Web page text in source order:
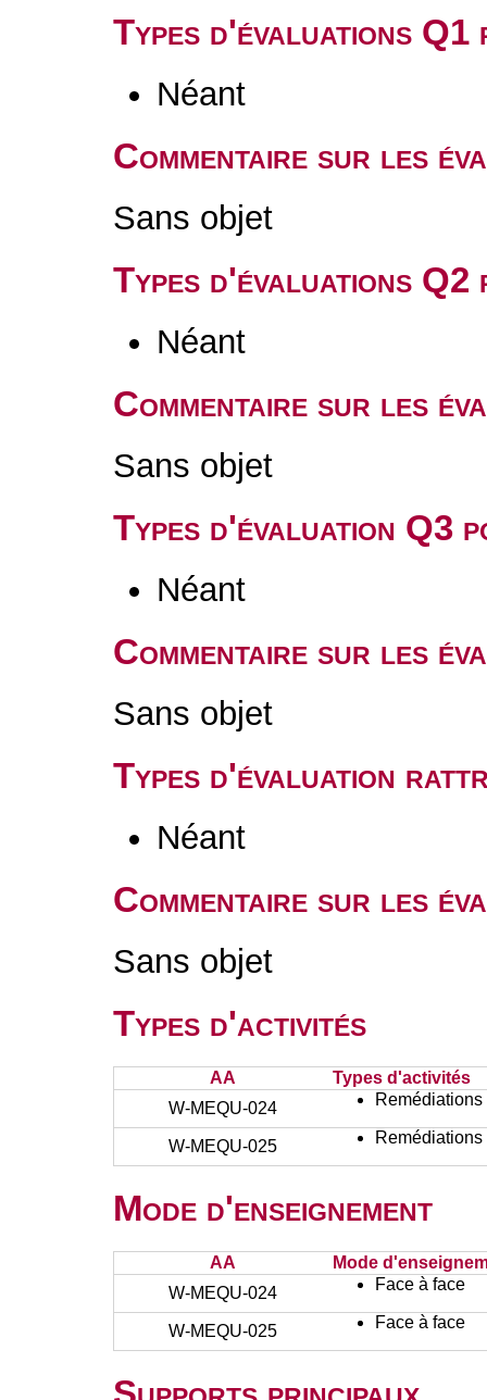
Types d'évaluations
Néant
Commentaire sur les
Sans objet
Types d'évaluations
Néant
Commentaire sur les
Sans objet
Types d'évaluation Q3
Néant
Commentaire sur les
Sans objet
Types d'évaluation
Néant
Commentaire sur les
Sans objet
Types d'activités
AA
Types d'activités
W-MEQU-024
W-MEQU-025
Mode d'enseignement
AA
Mode
W-MEQU-024
Face à face
W-MEQU-025 Face à face